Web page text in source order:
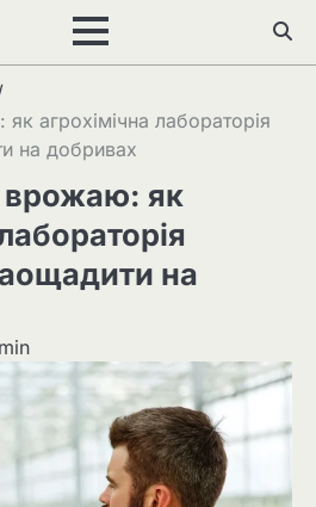
агрохімічна лабораторія
на добривах
як
на